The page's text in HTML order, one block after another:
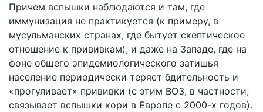
Причем вспышки наблюдаются и там, где
иммунизация не практикуется (к примеру, в
мусульманских странах, где бытует скептическое
отношение к прививкам), и даже на Западе, где на
фоне общего эпидемиологического затишья
население периодически теряет бдительность и
«прогуливает» прививки (с этим ВОЗ, в частности,
связывает вспышки кори в Европе с 2000-х годов).